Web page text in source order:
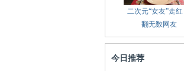
二次元“女友”走红
翻无数网友
今日推荐